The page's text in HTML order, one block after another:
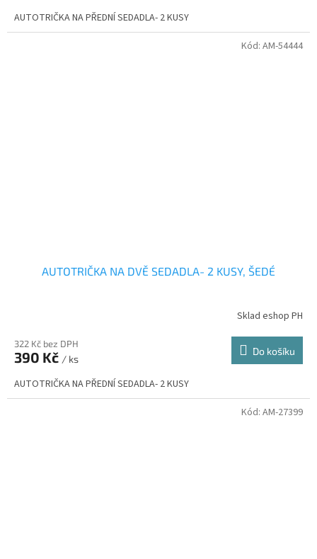
AUTOTRIČKA NA PŘEDNÍ SEDADLA- 2 KUSY
AUTOTRIČKA NA DVĚ SEDADLA- 2 KUSY, ŠEDÉ
Sklad eshop PH
322 Kč bez DPH
390 Kč / ks
Do košíku
AUTOTRIČKA NA PŘEDNÍ SEDADLA- 2 KUSY
Kód: AM-54444
Kód: AM-27399